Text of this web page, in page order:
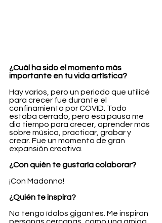
¿Cuál ha sido el momento más
importante en tu vida artística?
Hay varios, pero un periodo que utilicé
para crecer fue durante el
confinamiento por COVID. Todo
estaba cerrado, pero esa pausa me
dio tiempo para crecer, aprender más
sobre música, practicar, grabar y
crear. Fue un momento de gran
expansión creativa.
¿Con quién te gustaría colaborar?
¡Con Madonna!
¿Quién te inspira?
No tengo ídolos gigantes. Me inspiran